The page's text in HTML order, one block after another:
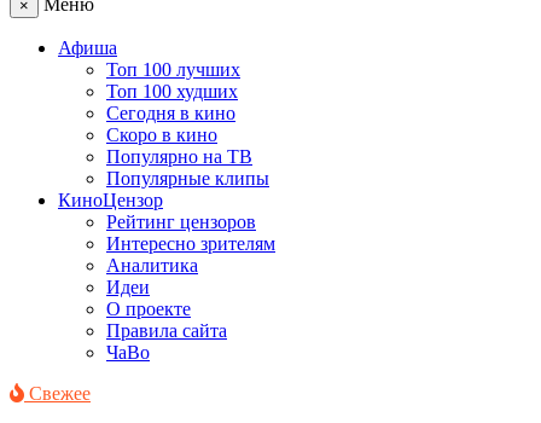
× Меню
Афиша
Топ 100 лучших
Топ 100 худших
Сегодня в кино
Скоро в кино
Популярно на ТВ
Популярные клипы
КиноЦензор
Рейтинг цензоров
Интересно зрителям
Аналитика
Идеи
О проекте
Правила сайта
ЧаВо
Свежее